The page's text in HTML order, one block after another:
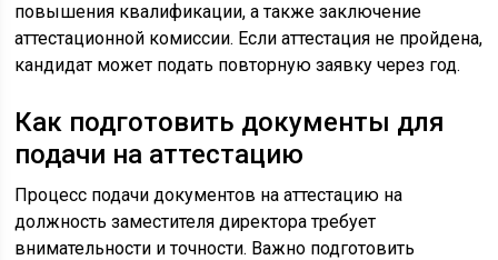
повышения квалификации, а также заключение
аттестационной комиссии. Если аттестация не пройдена,
кандидат может подать повторную заявку через год.
Как подготовить документы для
подачи на аттестацию
Процесс подачи документов на аттестацию на
должность заместителя директора требует
внимательности и точности. Важно подготовить